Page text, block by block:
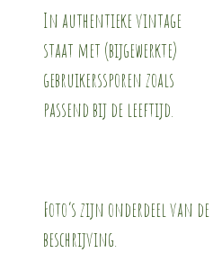
In authentieke vintage
staat met (bijgewerkte)
gebruikerssporen zoals
passend bij de leeftijd.
Foto’s zijn onderdeel van de
beschrijving.